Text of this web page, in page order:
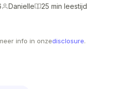
Danielle 25 min leestijd
info in onzedisclosure.